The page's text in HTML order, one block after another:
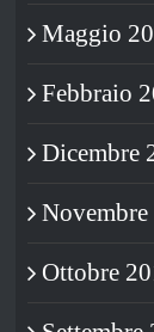
Maggio
Febbraio
Dicembre
Ottobre